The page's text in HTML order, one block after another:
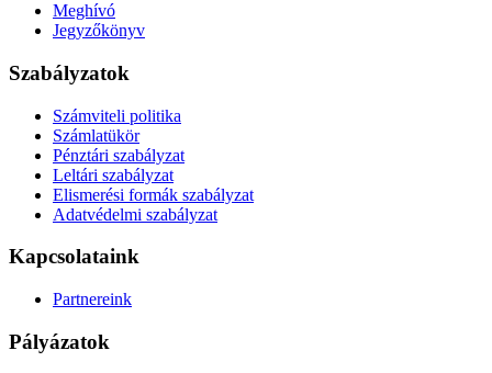
Meghívó
Jegyzőkönyv
Szabályzatok
Számviteli politika
Számlatükör
Pénztári szabályzat
Leltári szabályzat
Elismerési formák szabályzat
Adatvédelmi szabályzat
Kapcsolataink
Partnereink
Pályázatok